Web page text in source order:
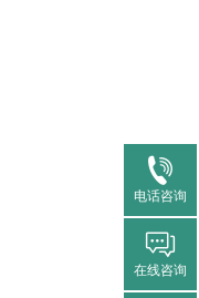
电话咨询
在线咨询